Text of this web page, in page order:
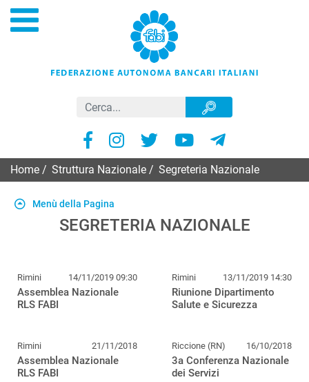
Home Struttura Nazionale Segreteria Nazionale
Menù della Pagina
SEGRETERIA NAZIONALE
Rimini 14/11/2019 09:30
Assemblea Nazionale
RLS FABI
Rimini 13/11/2019 14:30
Riunione Dipartimento
Salute e Sicurezza
Rimini 21/11/2018
Assemblea Nazionale
RLS FABI
Riccione (RN) 16/10/2018
3a Conferenza Nazionale
dei Servizi